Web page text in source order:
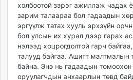
холбоотой зэрэг ажиллаж чадах
зарим талаараа бол гадаадын
эргүүлж татах хууль эрхзүйн
бол улсын их хурал дээр гарах
нэлээд хоцрогдолтой гарч
талууд байгаа. Ашигт малтмалын
байна. Энэ нь гадаадын томоохон
оруулагчдын анхаарлын төвд